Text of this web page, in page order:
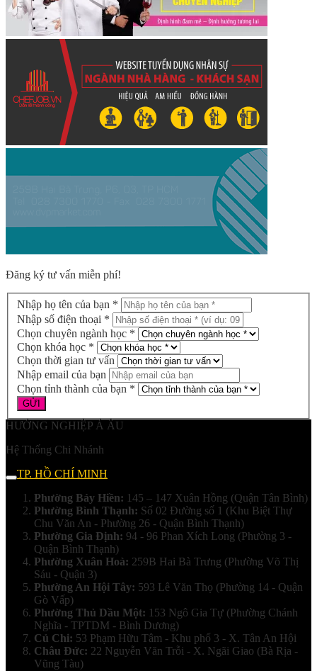
Đăng ký tư vấn miễn phí!
Nhập họ tên của bạn *
Nhập số điện thoại *
Chọn chuyên ngành học *
Chọn khóa học *
Chọn thời gian tư vấn
Nhập email của bạn
Chọn tỉnh thành của bạn *
HƯỚNG NGHIỆP Á ÂU
Hệ Thống Chi Nhánh
TP. HỒ CHÍ MINH
Phường Bảy Hiền: 145 – 147 Xuân Hồng (Quận Tân Bình)
Phường Bình Thạnh: Số 02 Đường số 1 (Khu Biệt Thự
Chu Văn An - Phường 26 - Quận Bình Thạnh)
Phường Gia Định: 94 - 96 Phan Xích Long (Phường 3 -
Quận Bình Thạnh)
Phường Xuân Hoà: 259B Hai Bà Trưng (Phường Võ Thị
Sáu - Quận 3)
Phường An Hội Tây: 593 Lê Văn Thọ (Phường 14 - Quận
Gò Vấp)
Phường Thủ Dầu Một: 153 Ngô Gia Tự (Phường Chánh
Nghĩa - TPTDM - Bình Dương)
Củ Chi: 53 Phạm Hữu Tâm - Khu phố 3 - X. Tân An Hội
Châu Đức: 22 Nguyễn Văn Trỗi - X. Ngãi Giao (Bà Rịa -
Vũng Tàu)